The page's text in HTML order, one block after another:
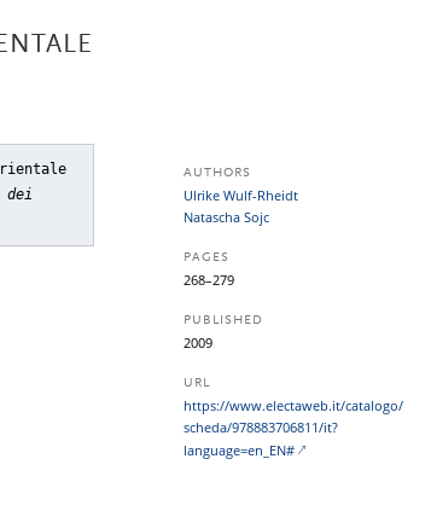
dei
AUTHORS
Ulrike Wulf-Rheidt
Natascha Sojc
PAGES
268–279
PUBLISHED
2009
URL
https:/​/​www.electaweb.it/​catalogo/​
scheda/​978883706811/​it?​
language=en_EN#